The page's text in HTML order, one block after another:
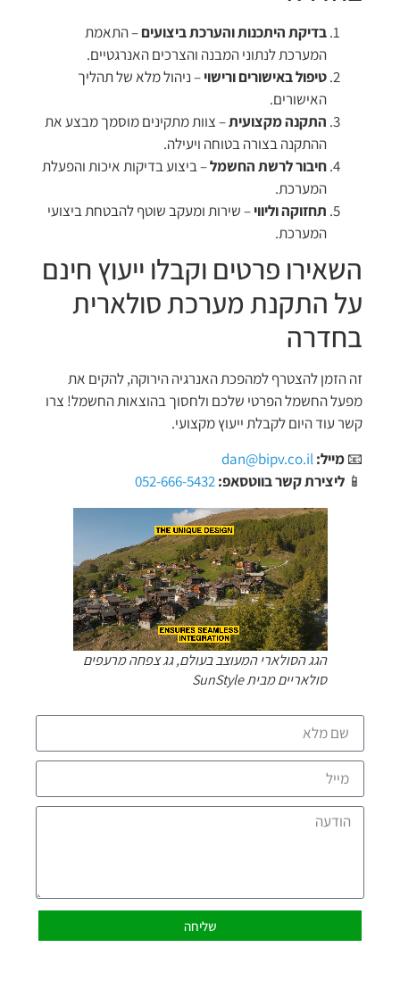
בדיקת היתכנות והערכת ביצועים– התאמת
המערכת לנתוני המבנה והצרכים האנרגטיים.
טיפול באישורים ורישוי– ניהול מלא של תהליך
האישורים.
התקנה מקצועית– צוות מתקינים מוסמך מבצע את
ההתקנה בצורה בטוחה ויעילה.
חיבור לרשת החשמל– ביצוע בדיקות איכות והפעלת
המערכת.
תחזוקה וליווי– שירות ומעקב שוטף להבטחת ביצועי
המערכת.
השאירו פרטים וקבלו ייעוץ חינם
על התקנת מערכת סולארית
בחדרה
זה הזמן להצטרף למהפכת האנרגיה הירוקה, להקים את
מפעל החשמל הפרטי שלכם ולחסוך בהוצאות החשמל! צרו
קשר עוד היום לקבלת ייעוץ מקצועי.
📧מייל:dan@bipv.co.il
📱 ליצירת קשר בווטסאפ:052-666-5432
הגג הסולארי המעוצב בעולם, גג צפחה מרעפים
סולאריים מבית SunStyle
שליחה